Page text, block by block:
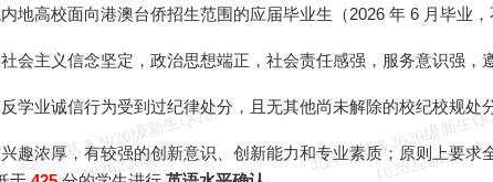
地高校面向港澳台侨招生范围的应届毕业生（2026 年 6 月毕业
会主义信念坚定，政治思想端正，社会责任感强，服务意识强，
学业诚信行为受到过纪律处分，且无其他尚未解除的校纪校规处
趣浓厚，有较强的创新意识、创新能力和专业素质；原则上要求
北
洋
维
基
＆
2
0
2
6
级
新
生
Q
Q
群
1
0
2
8
2
2
6
8
3
8 维
8